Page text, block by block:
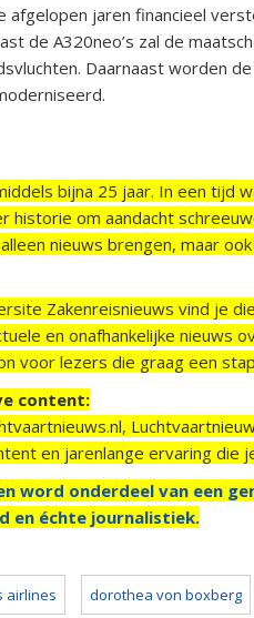
afgelopen jaren financieel
de A320neo’s zal de
Daarnaast worden
bijna 25 jaar. In een tijd
historie om aandacht
nieuws brengen, maar
Zakenreisnieuws vind je
en onafhankelijke nieuws
voor lezers die graag een
content:
en jarenlange ervaring die
word onderdeel van een
en échte journalistiek.
airlines dorothea von boxberg